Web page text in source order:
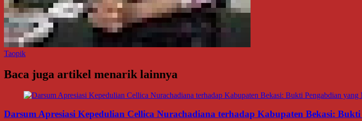
Taopik
Baca juga artikel menarik lainnya
Darsum Apresiasi Kepedulian Cellica Nurachadiana terhadap Kabupaten Bekasi: